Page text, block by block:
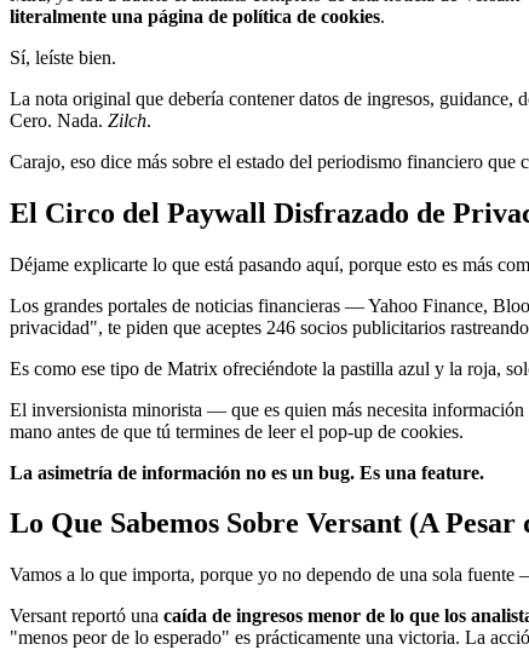
literalmente una página de política de cookies.
Sí, leíste bien.
La nota original que debería contener datos de ingresos,
Cero. Nada. Zilch.
Carajo, eso dice más sobre el estado del periodismo financiero que
El Circo del Paywall Disfrazado de
Déjame explicarte lo que está pasando aquí, porque esto es más
Los grandes portales de noticias financieras — Yahoo Finance,
privacidad", te piden que aceptes 246 socios publicitarios
Es como ese tipo de Matrix ofreciéndote la pastilla azul y la roja,
El inversionista minorista — que es quien más necesita
mano antes de que tú termines de leer el pop-up de cookies.
La asimetría de información no es un bug. Es una feature.
Lo Que Sabemos Sobre Versant (A Pesar
Vamos a lo que importa, porque yo no dependo de una sola fuente
Versant reportó una caída de ingresos menor de lo que los
"menos peor de lo esperado" es prácticamente una victoria. La